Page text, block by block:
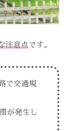
注意点です。
で交通規
が発生し